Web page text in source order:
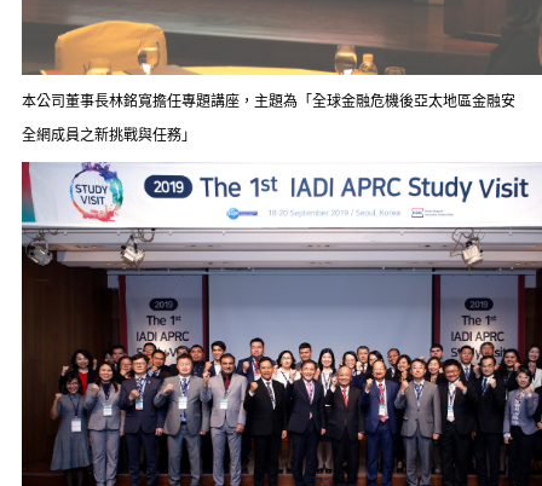
本公司董事長林銘寬擔任專題講座，主題為「全球金融危機後亞太地區金融安
全網成員之新挑戰與任務」